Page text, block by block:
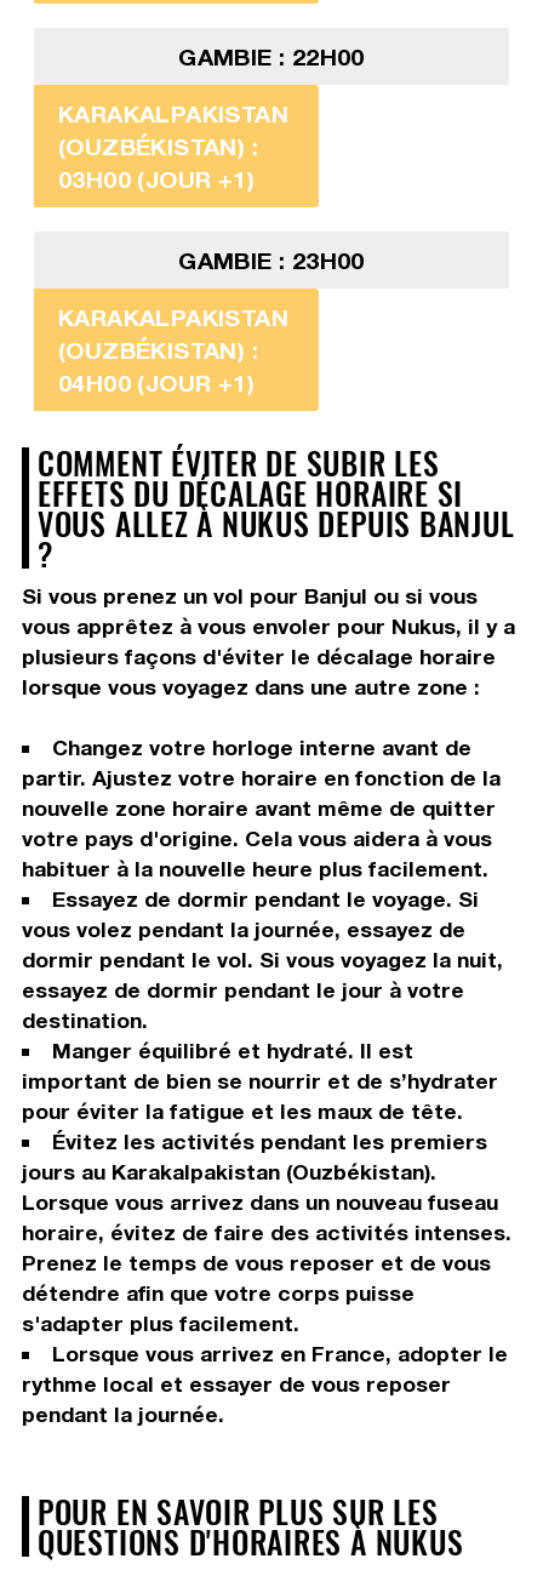
GAMBIE : 22H00
KARAKALPAKISTAN
(OUZBÉKISTAN) :
03H00 (JOUR +1)
GAMBIE : 23H00
KARAKALPAKISTAN
(OUZBÉKISTAN) :
04H00 (JOUR +1)
COMMENT ÉVITER DE SUBIR LES
EFFETS DU DÉCALAGE HORAIRE SI
VOUS ALLEZ À NUKUS DEPUIS BANJUL
?
Si vous prenez un vol pour Banjul ou si vous
vous apprêtez à vous envoler pour Nukus, il y a
plusieurs façons d'éviter le décalage horaire
lorsque vous voyagez dans une autre zone :
Changez votre horloge interne avant de
partir. Ajustez votre horaire en fonction de la
nouvelle zone horaire avant même de quitter
votre pays d'origine. Cela vous aidera à vous
habituer à la nouvelle heure plus facilement.
Essayez de dormir pendant le voyage. Si
vous volez pendant la journée, essayez de
dormir pendant le vol. Si vous voyagez la nuit,
essayez de dormir pendant le jour à votre
destination.
Manger équilibré et hydraté. Il est
important de bien se nourrir et de s’hydrater
pour éviter la fatigue et les maux de tête.
Évitez les activités pendant les premiers
jours au Karakalpakistan (Ouzbékistan).
Lorsque vous arrivez dans un nouveau fuseau
horaire, évitez de faire des activités intenses.
Prenez le temps de vous reposer et de vous
détendre afin que votre corps puisse
s'adapter plus facilement.
Lorsque vous arrivez en France, adopter le
rythme local et essayer de vous reposer
pendant la journée.
POUR EN SAVOIR PLUS SUR LES
QUESTIONS D'HORAIRES À NUKUS